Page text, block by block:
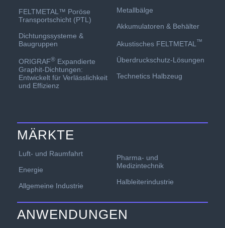
FELTMETAL™ Poröse
Transportschicht (PTL)
Dichtungssysteme &
Baugruppen
ORIGRAF®Expandierte
Graphit-Dichtungen:
Entwickelt für Verlässlichkeit
und Effizienz
Metallbälge
Akkumulatoren & Behälter
Akustisches FELTMETAL ™
Überdruckschutz-Lösungen
Technetics Halbzeug
MÄRKTE
Luft- und Raumfahrt
Energie
Allgemeine Industrie
Pharma- und
Medizintechnik
Halbleiterindustrie
ANWENDUNGEN